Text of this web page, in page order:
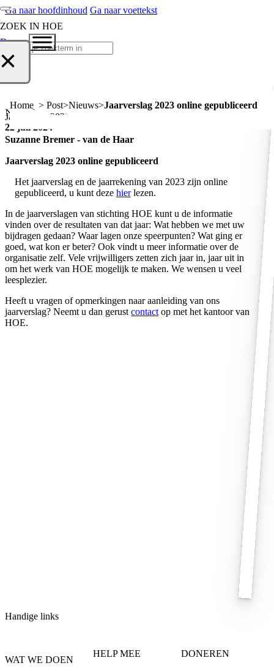
Ga naar hoofdinhoud Ga naar voettekst
ZOEK IN HOE
Zoeken
×
Doneer
Home > Post Nieuws Jaarverslag 2023 online gepubliceerd
Nieuws
Jaarverslag 2023 online gepubliceerd
22 juli 2024
Suzanne Bremer - van de Haar
Jaarverslag 2023 online gepubliceerd
Het jaarverslag en de jaarrekening van 2023 zijn online
gepubliceerd, u kunt deze hierlezen.
In de jaarverslagen van stichting HOE kunt u de informatie
vinden over de resultaten van dat jaar: Wat hebben we met uw
bijdragen gedaan? Waar lagen onze speerpunten? Wat ging er
goed, wat kon er beter? Ook vindt u meer informatie over de
organisatie zelf. Vele vrijwilligers zetten zich jaar in, jaar uit in
om het werk van HOE mogelijk te maken. We wensen u veel
leesplezier.
Heeft u vragen of opmerkingen naar aanleiding van ons
jaarverslag? Neemt u dan gerust contact op met het kantoor van
HOE.
Handige links
WAT WE DOEN
HELP MEE DONEREN